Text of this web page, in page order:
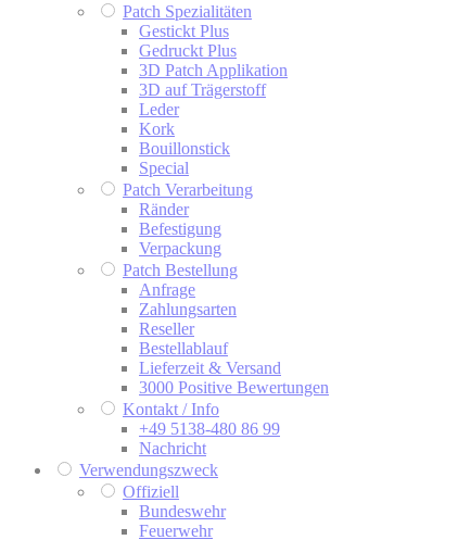
Patch Spezialitäten
Gestickt Plus
Gedruckt Plus
3D Patch Applikation
3D auf Trägerstoff
Leder
Kork
Bouillonstick
Special
Patch Verarbeitung
Ränder
Befestigung
Verpackung
Patch Bestellung
Anfrage
Zahlungsarten
Reseller
Bestellablauf
Lieferzeit & Versand
3000 Positive Bewertungen
Kontakt / Info
+49 5138-480 86 99
Nachricht
Verwendungszweck
Offiziell
Bundeswehr
Feuerwehr